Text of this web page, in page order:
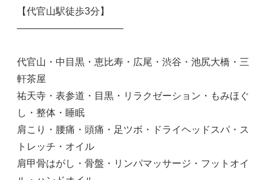
【代官山駅徒歩3分】
———————————
代官山・中目黒・恵比寿・広尾・渋谷・池尻大橋・三
軒茶屋
祐天寺・表参道・目黒・リラクゼーション・もみほぐ
し・整体・睡眠
肩こり・腰痛・頭痛・足ツボ・ドライヘッドスパ・ス
トレッチ・オイル
肩甲骨はがし・骨盤・リンパマッサージ・フットオイ